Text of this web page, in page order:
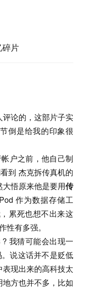
碎片
评论的，这部片子实
倒是给我的印象很
户之前，他自己制
到 杰克拆传真机的
悟原来他是要用传
作为数据存储工
累死也想不出来这
性有多强。
我猜可能会出现一
说这话并不是贬低
现出来的高科技太
方也并不多，比如